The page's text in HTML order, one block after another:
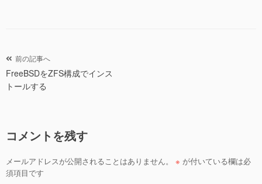
o
投
稿
ナ
ー
シ
ョ
前の記事へ
FreeBSDをZFS構成でインス
トールする
コメントを残す
メールアドレスが公開されることはありません。 ※ が付いている欄は必
須項目です